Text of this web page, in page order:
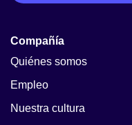
Compañía
Quiénes somos
Empleo
Nuestra cultura